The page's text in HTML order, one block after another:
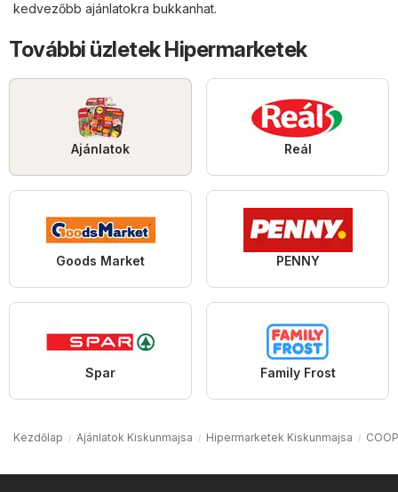
kedvezőbb ajánlatokra bukkanhat.
További üzletek Hipermarketek
Ajánlatok Reál
Goods Market PENNY
Spar Family Frost
Kezdőlap Ajánlatok Kiskunmajsa Hipermarketek Kiskunmajsa